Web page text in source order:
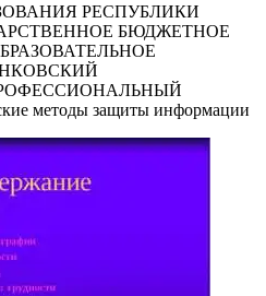
РЕСПУБЛИКИ
БЮДЖЕТНОЕ
методы защиты информации